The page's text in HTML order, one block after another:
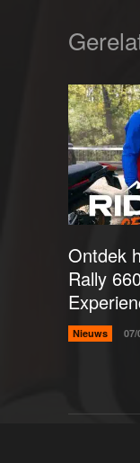
Ontdek
Rally
Nieuws 07/